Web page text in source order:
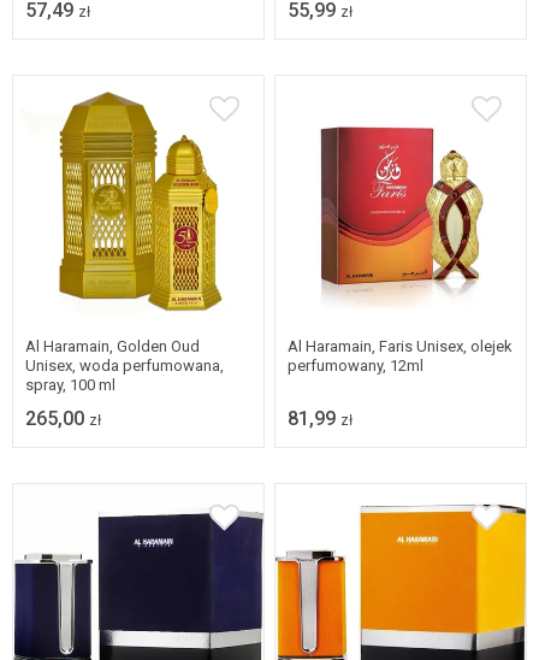
57,49 zł 55,99 zł
Al Haramain, Golden Oud
Unisex, woda perfumowana,
spray, 100 ml
265,00 zł
Al Haramain, Faris Unisex, olejek
perfumowany, 12ml
81,99 zł